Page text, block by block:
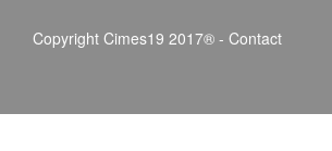
Copyright Cimes19 2017® - Contact